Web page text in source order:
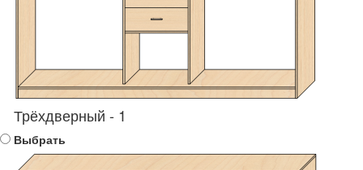
Трёхдверный - 1
Выбрать